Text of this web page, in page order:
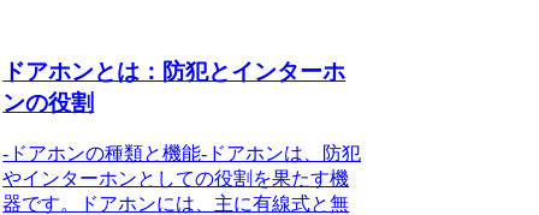
ドアホンとは：防犯とインターホ
ンの役割
-ドアホンの種類と機能-ドアホンは、防犯
やインターホンとしての役割を果たす機
器です。ドアホンには、主に有線式と無